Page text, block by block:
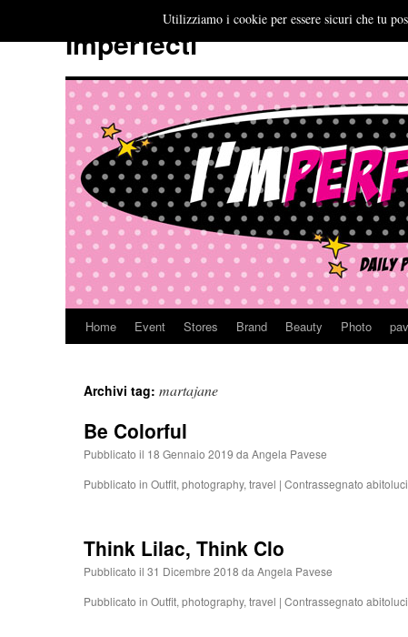
Imperfecti
Vai
contenuto
Home Event Stores Brand Beauty Photo
Archivi tag: martajane
Be Colorful
Pubblicato il 18 Gennaio 2019 da Angela Pavese
Pubblicato in Outfit, photography, travel | Contrassegnato
Think Lilac, Think Clo
Pubblicato il 31 Dicembre 2018 da Angela Pavese
Pubblicato in Outfit, photography, travel | Contrassegnato
Utilizziamo i cookie per essere sicuri che tu